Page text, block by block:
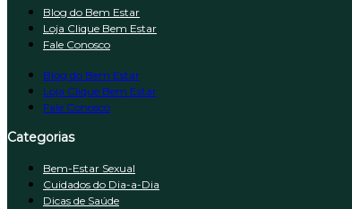
Blog do Bem Estar
Loja Clique Bem Estar
Fale Conosco
Blog do Bem Estar
Loja Clique Bem Estar
Fale Conosco
Categorias
Bem-Estar Sexual
Cuidados do Dia-a-Dia
Dicas de Saúde